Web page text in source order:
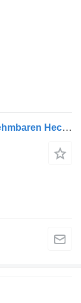
MAN TGL 8.180 3 Seitenkipper mit abnehmbaren Heckkran AHK mit Luftan